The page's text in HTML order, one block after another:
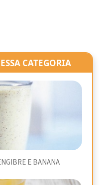
CATEGORIA
E BANANA